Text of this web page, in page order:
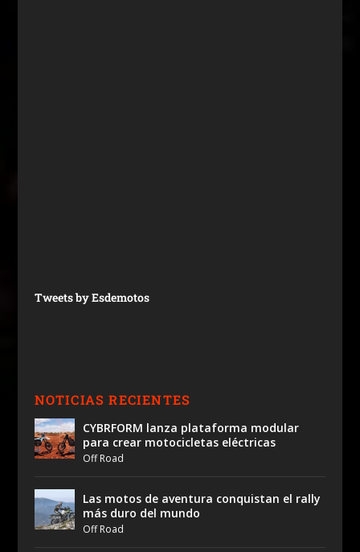
Tweets by Esdemotos
NOTICIAS RECIENTES
CYBRFORM lanza plataforma modular
para crear motocicletas eléctricas
Off Road
Las motos de aventura conquistan el rally
más duro del mundo
Off Road